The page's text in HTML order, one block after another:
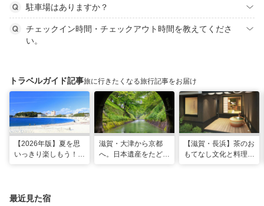
駐車場はありますか？
チェックイン時間・チェックアウト時間を教えてくださ
い。
トラベルガイド記事旅に行きたくなる旅行記事をお届け
【2026年版】夏を思
いっきり楽しもう！関
滋賀・大津から京都
へ。日本遺産をたどる
【滋賀・長浜】茶のお
もてなし文化と料理が
最近見た宿